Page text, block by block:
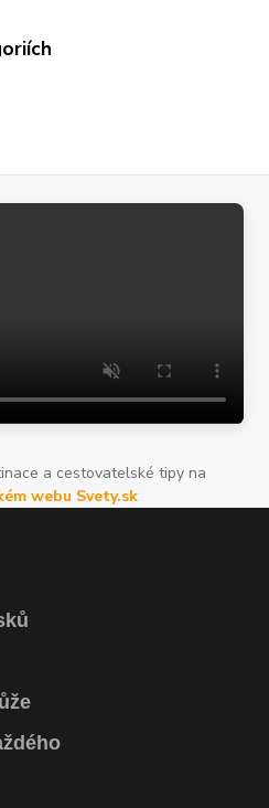
a cestovatelské tipy na
webu Svety.sk